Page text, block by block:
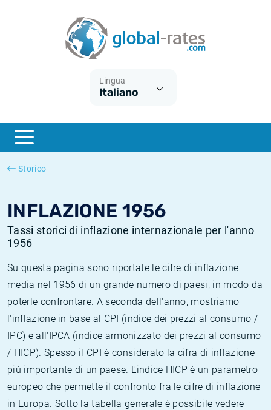
Lingua
Italiano
Storico
INFLAZIONE 1956
Tassi storici di inflazione internazionale per l'anno
1956
Su questa pagina sono riportate le cifre di inflazione
media nel 1956 di un grande numero di paesi, in modo da
poterle confrontare. A seconda dell'anno, mostriamo
l'inflazione in base al CPI (indice dei prezzi al consumo /
IPC) e all'IPCA (indice armonizzato dei prezzi al consumo
/ HICP). Spesso il CPI è considerato la cifra di inflazione
più importante di un paese. L'indice HICP è un parametro
europeo che permette il confronto fra le cifre di inflazione
in Europa. Sotto la tabella generale è possibile vedere
ESTER
SONIA
Cos'è l'inflazione CPI?
Cos'è l'inflazione HICP?
Inflazione Italia
Inflazione Stati Uniti
Tassi storici Euribor
Tassi storici di SONIA
Tassi storici di TONAR
Calcolatore dell’inflazione